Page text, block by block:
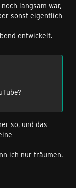
langsam war,
sonst eigentlich
entwickelt.
so, und das
ich nur träumen.